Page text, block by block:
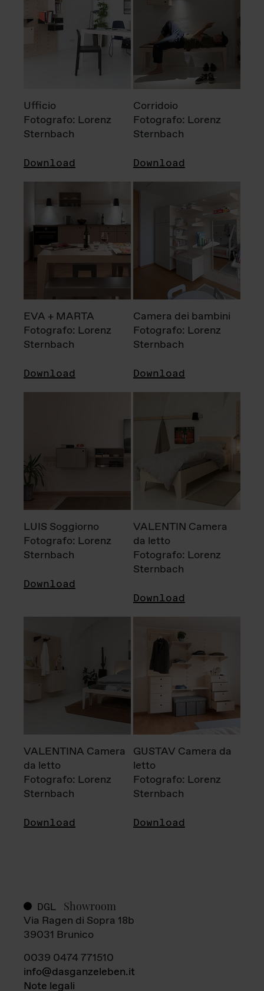
Ufficio
Fotografo: Lorenz
Sternbach
Download
Corridoio
Fotografo: Lorenz
Sternbach
Download
EVA + MARTA
Fotografo: Lorenz
Sternbach
Download
Camera dei bambini
Fotografo: Lorenz
Sternbach
Download
LUIS Soggiorno
Fotografo: Lorenz
Sternbach
Download
VALENTIN Camera
da letto
Fotografo: Lorenz
Sternbach
Download
VALENTINA Camera
da letto
Fotografo: Lorenz
Sternbach
Download
GUSTAV Camera da
letto
Fotografo: Lorenz
Sternbach
Download
DGL Showroom
Via Ragen di Sopra 18b
39031 Brunico
0039 0474 771510
info@dasganzeleben.it
Note legali